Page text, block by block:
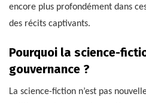
encore plus profondément dans
des récits captivants.
Pourquoi la science-
gouvernance ?
La science-fiction n’est pas